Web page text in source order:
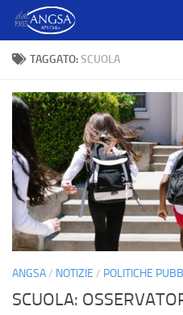
Salta al contenuto
TAGGATO:SCUOLA
ANGSA/ NOTIZIE / POLITICHE
SCUOLA: